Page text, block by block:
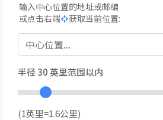
输入中心位置的地址或邮编
或点击右端
获取当前位置:
半径30英里范围以内
(1英里=1.6公里)